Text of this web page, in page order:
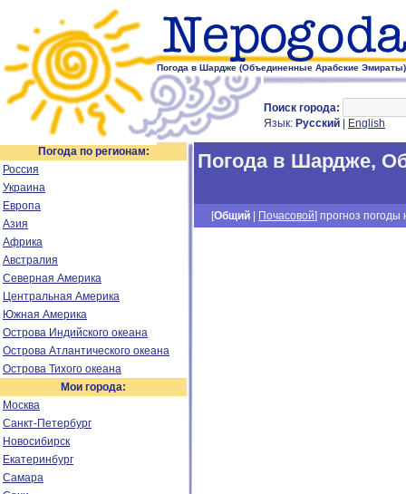
Погода в Шардже (Объединенные Арабские Эмираты)
Поиск города:
Язык: Русский English
Погода по регионам:
Россия
Украина
Европа
Азия
Африка
Австралия
Северная Америка
Центральная Америка
Южная Америка
Острова Индийского океана
Острова Атлантического океана
Острова Тихого океана
Мои города:
Москва
Санкт-Петербург
Новосибирск
Екатеринбург
Самара
Погода в Шардже,
[Общий Почасовой] прогноз погоды